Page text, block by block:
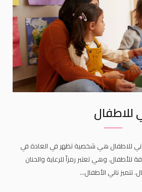
للاطفال
ناني للاطفال هي شخصية تظهر في العادة في
للأطفال. وهي تعتبر رمزاً للرعاية والحنان
تتميز ناني الأطفال…